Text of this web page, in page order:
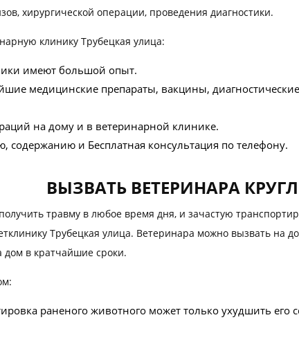
хирургической операции, проведения диагностики.
клинику Трубецкая улица:
имеют большой опыт.
медицинские препараты, вакцины,
на дому и в ветеринарной клинике.
содержанию и Бесплатная консультация по телефону.
ВЫЗВАТЬ ВЕТЕРИНАРА
травму в любое время дня, и зачастую
Трубецкая улица. Ветеринара можно вызвать
в кратчайшие сроки.
раненого животного может только ухудшить